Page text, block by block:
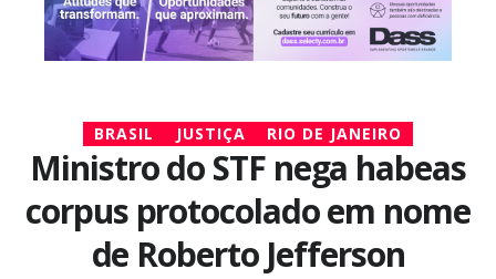
BRASIL JUSTIÇA RIO DE JANEIRO
Ministro do STF nega habeas
corpus protocolado em nome
de Roberto Jefferson